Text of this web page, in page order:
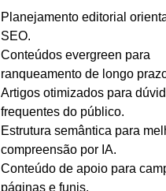
Planejamento editorial
SEO.
Conteúdos evergreen para
ranqueamento de longo
Artigos otimizados para
frequentes do público.
Estrutura semântica para
compreensão por IA.
Conteúdo de apoio para
páginas e funis.